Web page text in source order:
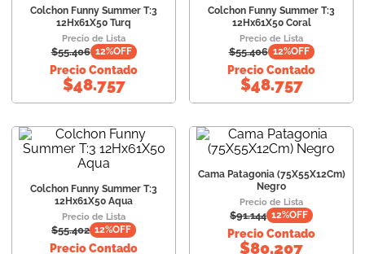
Colchon Funny Summer T:3
12Hx61X50 Turq
Precio de Lista
$55.406 12%OFF
Precio Contado
$48.757
Colchon Funny Summer T:3
12Hx61X50 Coral
Precio de Lista
$55.406 12%OFF
Precio Contado
$48.757
Colchon Funny Summer T:3
12Hx61X50 Aqua
Precio de Lista
$55.402 12%OFF
Precio Contado
Cama Patagonia (75X55X12Cm)
Negro
Precio de Lista
$91.144 12%OFF
Precio Contado
$80.207